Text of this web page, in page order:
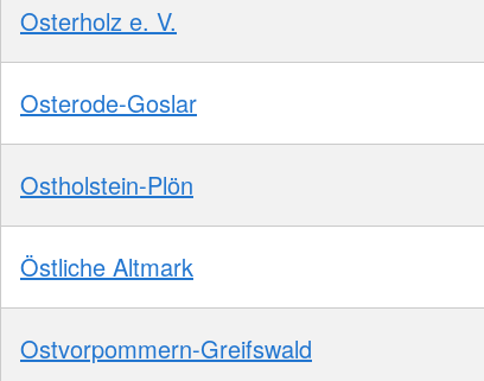
Osterholz e. V.
Osterode-Goslar
Ostholstein-Plön
Östliche Altmark
Ostvorpommern-Greifswald